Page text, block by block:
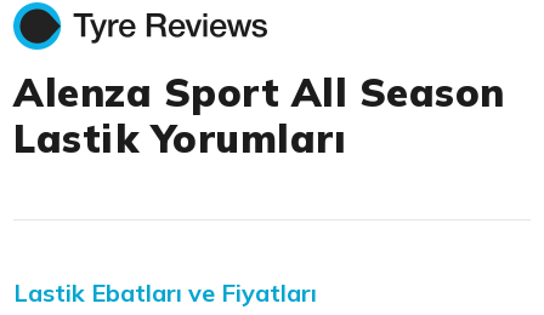
Alenza Sport All Season
Lastik Yorumları
Lastik Ebatları ve Fiyatları